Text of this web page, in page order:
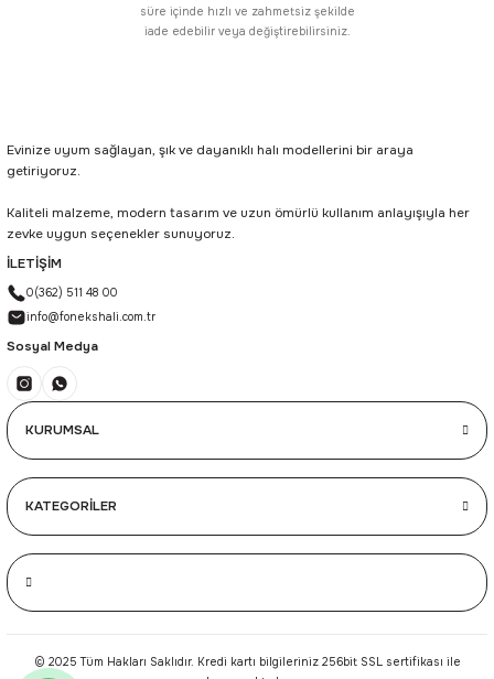
süre içinde hızlı ve zahmetsiz şekilde
iade edebilir veya değiştirebilirsiniz.
Evinize uyum sağlayan, şık ve dayanıklı halı modellerini bir araya
getiriyoruz.
Kaliteli malzeme, modern tasarım ve uzun ömürlü kullanım anlayışıyla her
zevke uygun seçenekler sunuyoruz.
İLETİŞİM
0(362) 511 48 00
info@fonekshali.com.tr
Sosyal Medya
KURUMSAL
KATEGORİLER
© 2025 Tüm Hakları Saklıdır. Kredi kartı bilgileriniz 256bit SSL sertifikası ile